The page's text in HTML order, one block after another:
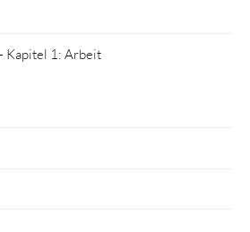
Kapitel 1: Arbeit